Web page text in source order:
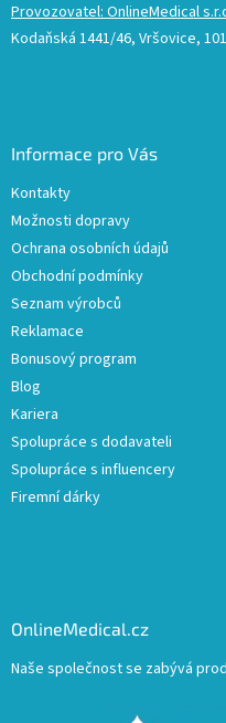
Provozovatel: OnlineMedical
Kodaňská 1441/46, Vršovice,
Informace pro Vás
Kontakty
Možnosti dopravy
Ochrana osobních údajů
Obchodní podmínky
Seznam výrobců
Reklamace
Bonusový program
Blog
Kariera
Spolupráce s dodavateli
Spolupráce s influencery
Firemní dárky
OnlineMedical.cz
Naše společnost se zabývá